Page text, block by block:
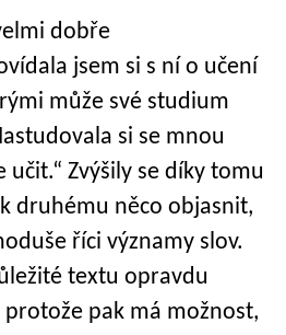
dobře
jsem si s ní o učení
může své studium
si se mnou
učit.“ Zvýšily se díky tomu
druhému něco objasnit,
říci významy slov.
textu opravdu
pak má možnost,